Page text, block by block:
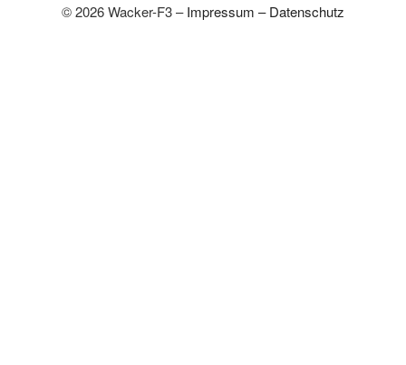
© 2026 Wacker-F3 –Impressum –Datenschutz